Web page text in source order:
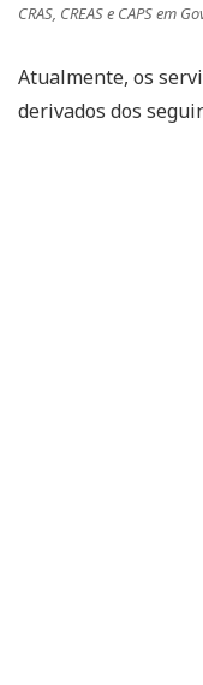
CRAS, CREAS e CAPS em
Atualmente, os
derivados dos